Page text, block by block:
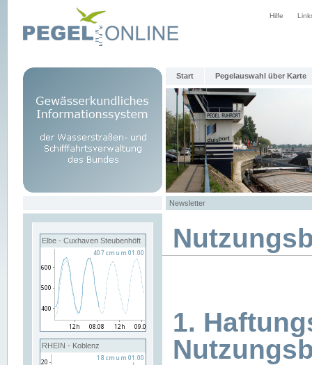
Hilfe
Start Pegelauswahl über Karte
Newsletter
Elbe - Cuxhaven Steubenhöft
RHEIN - Koblenz
1.